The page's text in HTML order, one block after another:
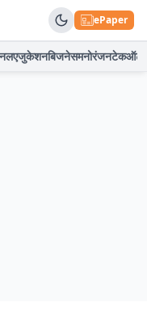
ePaper
एजुकेशनबिजनेसमनोरंजनटेकऑटो